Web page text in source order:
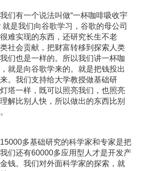
们有一个说法叫做“一杯咖啡吸收宇
就是我们向谷歌学习，谷歌的母公司
难实现的东西，还研究长生不老
社会贡献，把财富转移到探索人类
们也是一样的。所以我们讲一杯咖
就是向谷歌学来的。就是把钱投出
。我们支持给大学教授做基础研
塔一样，既可以照亮我们，也照亮
解比别人快，所以做出的东西比别
多基础研究的科学家和专家是把
们还有60000多应用型人才是开发产
钱。我们对外面科学家的探索，就